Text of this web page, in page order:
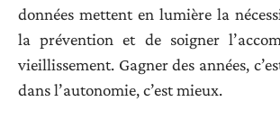
données mettent en lumière la
la prévention et de soigner
vieillissement. Gagner des années,
dans l’autonomie, c’est mieux.